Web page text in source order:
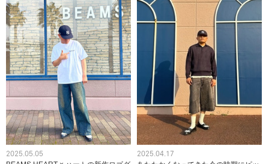
2025.05.05 2025.04.17